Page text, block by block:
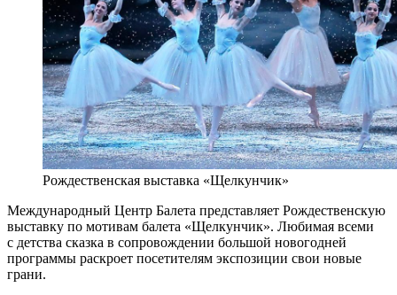
Рождественская выставка «Щелкунчик»
Международный Центр Балета представляет Рождественскую
выставку по мотивам балета «Щелкунчик». Любимая всеми
с детства сказка в сопровождении большой новогодней
программы раскроет посетителям экспозиции свои новые
грани.